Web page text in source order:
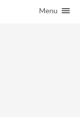
Menu